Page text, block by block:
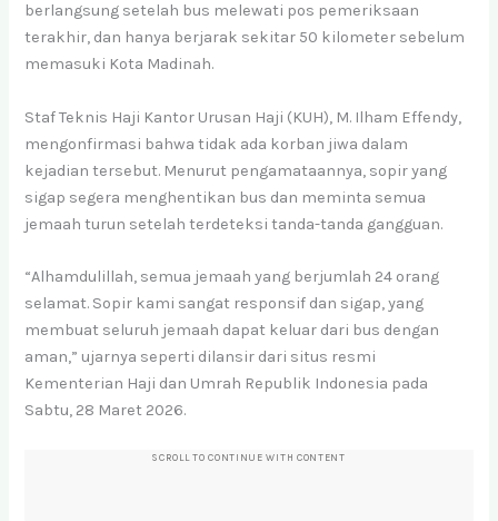
berlangsung setelah bus melewati pos pemeriksaan
terakhir, dan hanya berjarak sekitar 50 kilometer sebelum
memasuki Kota Madinah.
Staf Teknis Haji Kantor Urusan Haji (KUH), M. Ilham Effendy,
mengonfirmasi bahwa tidak ada korban jiwa dalam
kejadian tersebut. Menurut pengamataannya, sopir yang
sigap segera menghentikan bus dan meminta semua
jemaah turun setelah terdeteksi tanda-tanda gangguan.
“Alhamdulillah, semua jemaah yang berjumlah 24 orang
selamat. Sopir kami sangat responsif dan sigap, yang
membuat seluruh jemaah dapat keluar dari bus dengan
aman,” ujarnya seperti dilansir dari situs resmi
Kementerian Haji dan Umrah Republik Indonesia pada
Sabtu, 28 Maret 2026.
SCROLL TO CONTINUE WITH CONTENT